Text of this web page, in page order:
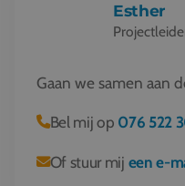
Esther
Gaan we samen aan
Bel mij op 076 522
Of stuur mij een e-